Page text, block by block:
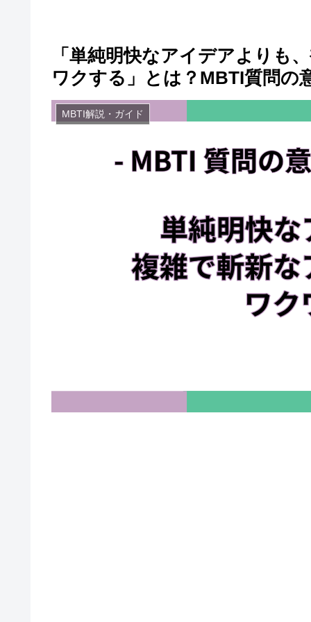
「単純明快なアイデアよりも
ワクする」とは？MBTI質問の
MBTI解説・ガイド